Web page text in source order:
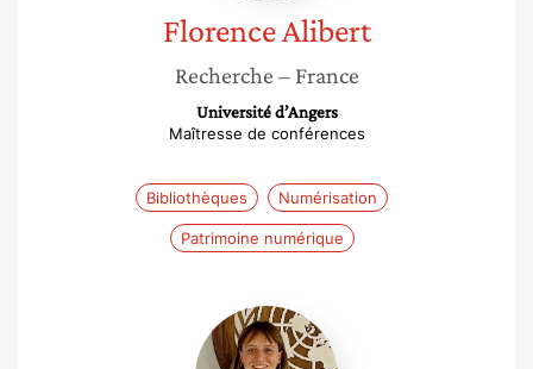
FlorenceAlibert
Recherche – France
Université d’Angers
Maîtresse de conférences
Bibliothèques Numérisation
Patrimoine numérique
Megan
Bryce